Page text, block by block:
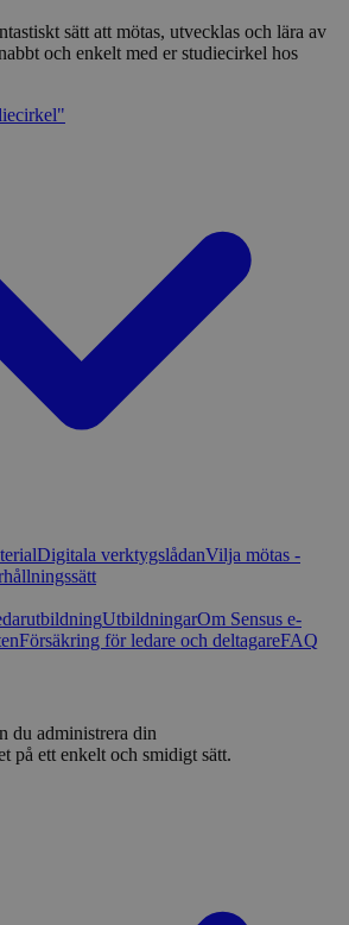
sätt att mötas, utvecklas och lära av
och enkelt med er studiecirkel hos
Digitala verktygslådanVilja mötas -
UtbildningarOm Sensus e-
Försäkring för ledare och deltagareFAQ
du administrera din
på ett enkelt och smidigt sätt.